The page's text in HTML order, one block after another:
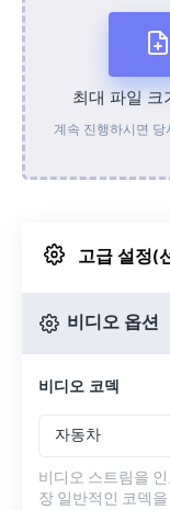
최대 파일 크
계속 진행하시면 당
고급 설정(
비디오 옵션
비디오 코덱
자동차
비디오 스트림을
장 일반적인 코덱